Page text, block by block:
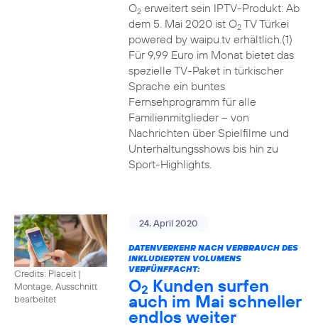
O2erweitert sein IPTV-Produkt: Ab
dem 5. Mai 2020 ist O2TV Türkei
powered by waipu.tv erhältlich.(1)
Für 9,99 Euro im Monat bietet das
spezielle TV-Paket in türkischer
Sprache ein buntes
Fernsehprogramm für alle
Familienmitglieder – von
Nachrichten über Spielfilme und
Unterhaltungsshows bis hin zu
Sport-Highlights.
Credits: Placeit |
Montage, Ausschnitt
bearbeitet
24. April 2020
DATENVERKEHR NACH VERBRAUCH DES
INKLUDIERTEN VOLUMENS
VERFÜNFFACHT:
O2 Kunden surfen
auch im Mai schneller
endlos weiter